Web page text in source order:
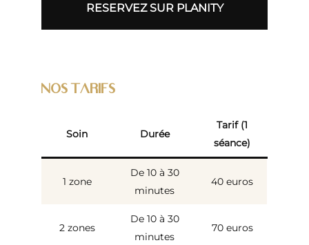
RESERVEZ SUR PLANITY
NOS TARIFS
Soin Durée
Tarif (1
séance)
1 zone
De 10 à 30
minutes
40 euros
2 zones
De 10 à 30
minutes
70 euros